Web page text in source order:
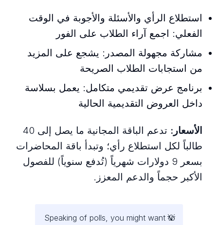
استطلاع الرأي والأسئلة والأجوبة في الوقت
الفعلي: اجمع آراء الطلاب على الفور
مشاركة مجهولة المصدر: يشجع على المزيد
من استجابات الطلاب الصريحة
برنامج عرض تقديمي متكامل: يعمل بسلاسة
داخل العروض التقديمية الحالية
الأسعار:
تدعم الباقة المجانية ما يصل إلى 40
طالباً لكل استطلاع رأي؛ وتبدأ باقة المحاضرات
بسعر 9 دولارات شهرياً (تُدفع سنوياً) للفصول
الأكبر حجماً والدعم المعزز.
Speaking of polls, you might want to